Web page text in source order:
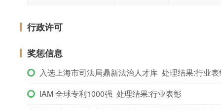
行政许可
奖惩信息
入选上海市司法局鼎新法治人才库 处理结果:行业表
IAM 全球专利1000强 处理结果:行业表彰